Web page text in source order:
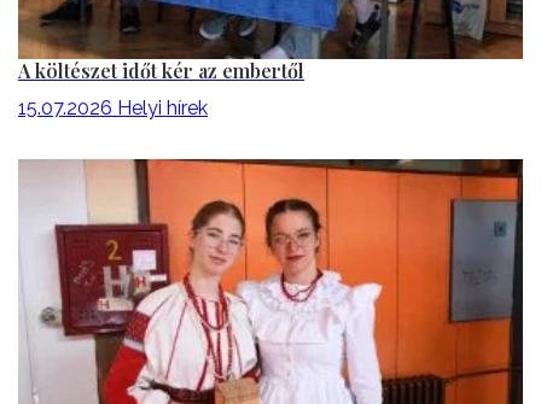
A költészet időt kér az embertől
15.07.2026 Helyi hírek